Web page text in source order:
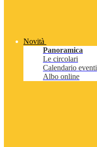
Novità
Panoramica
Le circolari
Calendario eventi
Albo online